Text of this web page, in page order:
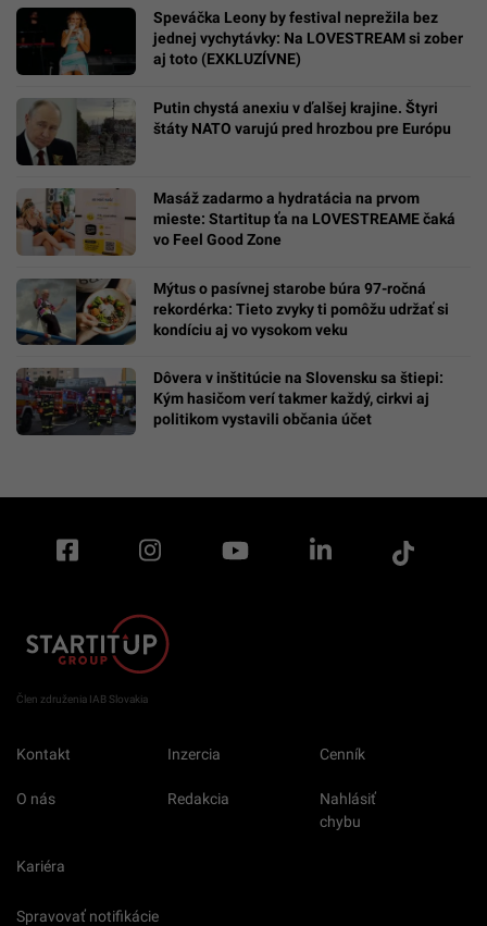
Speváčka Leony by festival neprežila bez
jednej vychytávky: Na LOVESTREAM si zober
aj toto (EXKLUZÍVNE)
Putin chystá anexiu v ďalšej krajine. Štyri
štáty NATO varujú pred hrozbou pre Európu
Masáž zadarmo a hydratácia na prvom
mieste: Startitup ťa na LOVESTREAME čaká
vo Feel Good Zone
Mýtus o pasívnej starobe búra 97-ročná
rekordérka: Tieto zvyky ti pomôžu udržať si
kondíciu aj vo vysokom veku
Dôvera v inštitúcie na Slovensku sa štiepi:
Kým hasičom verí takmer každý, cirkvi aj
politikom vystavili občania účet
Člen združenia IAB Slovakia
Kontakt Inzercia Cenník
O nás Redakcia
Nahlásiť
chybu
Kariéra
Spravovať notifikácie